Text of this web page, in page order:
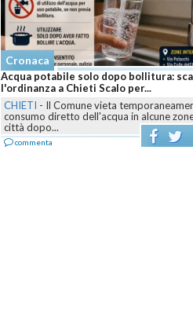
Cronaca
Acqua potabile solo dopo bollitura:
l'ordinanza a Chieti Scalo per...
CHIETI - Il Comune vieta
consumo diretto dell'acqua in alcune
città dopo...
commenta